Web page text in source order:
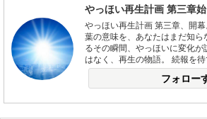
やっほい再生計画 第三章
やっほい再生計画 第三章、開
葉の意味を、あなたはまだ知ら
るその瞬間、やっほいに変化
はなく、再生の物語。 続報を待
フォロー